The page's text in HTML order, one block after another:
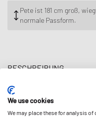
Pete ist 181 cm groß,
normale Passform.
BESCHREIBUNG
Für das 50-jährige Jubiläum
exklusive Designs entworfen,
Jacket 50th Anniversary
Preise inkl. MwSt. und ggf.
We use cookies
We may place these for analysis